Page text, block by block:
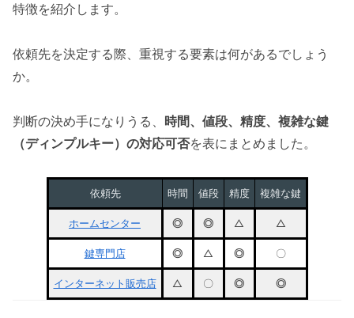
特徴を紹介します。
依頼先を決定する際、重視する要素は何があるでしょう
か。
判断の決め手になりうる、 時間、値段、精度、複雑な鍵
（ディンプルキー）の対応可否を表にまとめました。
依頼先 時間 値段 精度 複雑な鍵
ホームセンター ◎ ◎ △ △
鍵専門店 ◎ △ ◎ 〇
インターネット販売店 △ 〇 ◎ ◎